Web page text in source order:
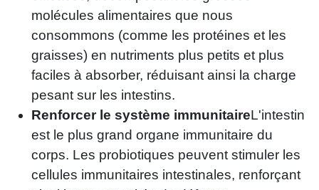
molécules alimentaires que nous
consommons (comme les protéines et les
graisses) en nutriments plus petits et plus
faciles à absorber, réduisant ainsi la charge
pesant sur les intestins.
Renforcer le système immunitaireL'intestin
est le plus grand organe immunitaire du
corps. Les probiotiques peuvent stimuler les
cellules immunitaires intestinales, renforçant